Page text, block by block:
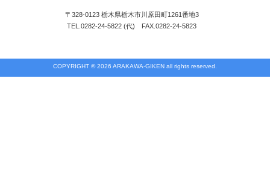
〒328-0123 栃木県栃木市川原田町1261番地3
TEL.0282-24-5822 (代) FAX.0282-24-5823
COPYRIGHT © 2026 ARAKAWA-GIKEN all rights reserved.